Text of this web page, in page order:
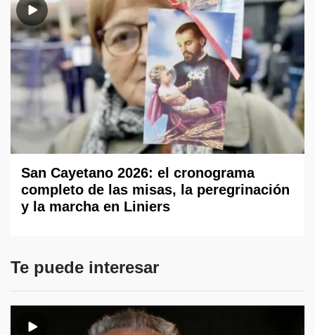
San Cayetano 2026: el cronograma
completo de las misas, la peregrinación
y la marcha en Liniers
Te puede interesar